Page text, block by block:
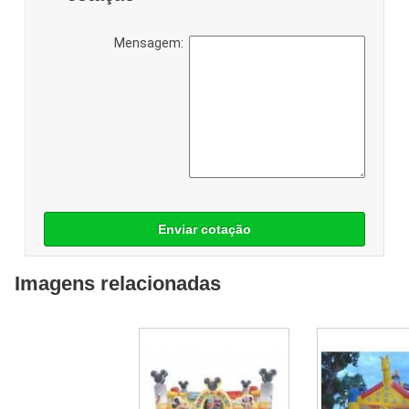
Mensagem:
Enviar cotação
Imagens relacionadas